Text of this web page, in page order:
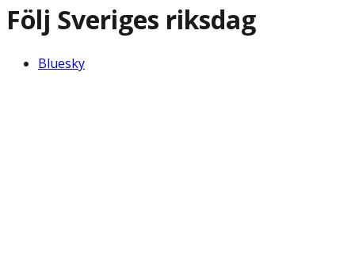
Följ Sveriges riksdag
Bluesky